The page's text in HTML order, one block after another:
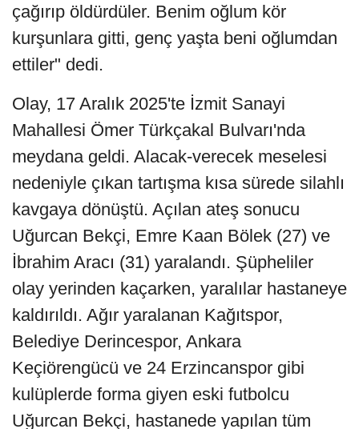
çağırıp öldürdüler. Benim oğlum kör
kurşunlara gitti, genç yaşta beni oğlumdan
ettiler" dedi.
Olay, 17 Aralık 2025'te İzmit Sanayi
Mahallesi Ömer Türkçakal Bulvarı'nda
meydana geldi. Alacak-verecek meselesi
nedeniyle çıkan tartışma kısa sürede silahlı
kavgaya dönüştü. Açılan ateş sonucu
Uğurcan Bekçi, Emre Kaan Bölek (27) ve
İbrahim Aracı (31) yaralandı. Şüpheliler
olay yerinden kaçarken, yaralılar hastaneye
kaldırıldı. Ağır yaralanan Kağıtspor,
Belediye Derincespor, Ankara
Keçiörengücü ve 24 Erzincanspor gibi
kulüplerde forma giyen eski futbolcu
Uğurcan Bekçi, hastanede yapılan tüm